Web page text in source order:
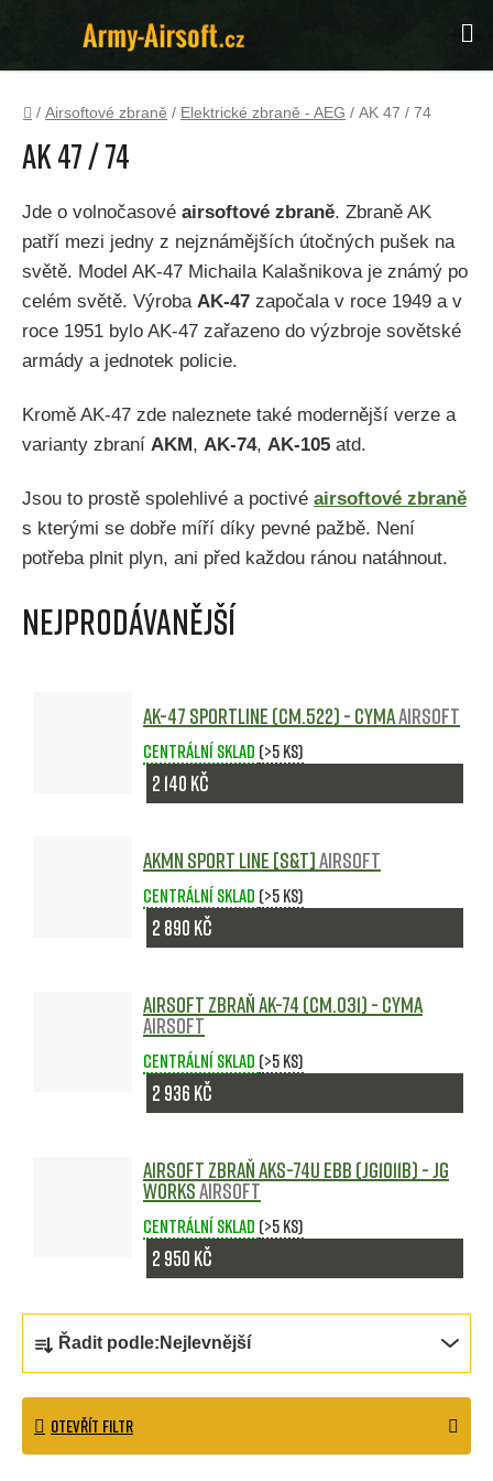
Domů
/ Airsoftové zbraně / Elektrické zbraně - AEG / AK 47 / 74
AK 47 / 74
Jde o volnočasové airsoftové zbraně. Zbraně AK
patří mezi jedny z nejznámějších útočných pušek na
světě. Model AK-47 Michaila Kalašnikova je známý po
celém světě. Výroba AK-47 započala v roce 1949 a v
roce 1951 bylo AK-47 zařazeno do výzbroje sovětské
armády a jednotek policie.
Kromě AK-47 zde naleznete také modernější verze a
varianty zbraní AKM , AK-74, AK-105 atd.
Jsou to prostě spolehlivé a poctivé airsoftové zbraně
s kterými se dobře míří díky pevné pažbě. Není
potřeba plnit plyn, ani před každou ránou natáhnout.
Nejprodávanější
AK-47 Sportline (CM.522) - CYMAAirsoft
Centrální sklad (>5 ks)
2 140 Kč
AKMN Sport line [S&T]Airsoft
Centrální sklad (>5 ks)
2 890 Kč
Airsoft zbraň AK-74 (CM.031) - CYMA
Airsoft
Centrální sklad (>5 ks)
2 936 Kč
Airsoft zbraň AKS-74U EBB (JG1011B) - JG
WorksAirsoft
Centrální sklad (>5 ks)
2 950 Kč
Ř
a
z
e
Řadit podle: Nejlevnější
OTEVŘÍT FILTR